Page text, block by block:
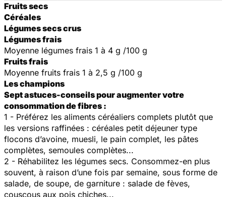
Fruits secs
Céréales
Légumes secs crus
Légumes frais
Moyenne légumes frais 1 à 4 g /100 g
Fruits frais
Moyenne fruits frais 1 à 2,5 g /100 g
Les champions
Sept astuces-conseils pour augmenter votre
consommation de fibres :
1 - Préférez les aliments céréaliers complets plutôt que
les versions raffinées : céréales petit déjeuner type
flocons d’avoine, muesli, le pain complet, les pâtes
complètes, semoules complètes...
2 - Réhabilitez les légumes secs. Consommez-en plus
souvent, à raison d’une fois par semaine, sous forme de
salade, de soupe, de garniture : salade de fèves,
couscous aux pois chiches...